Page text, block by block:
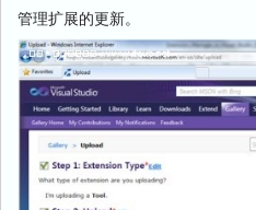
管理扩展的更新。